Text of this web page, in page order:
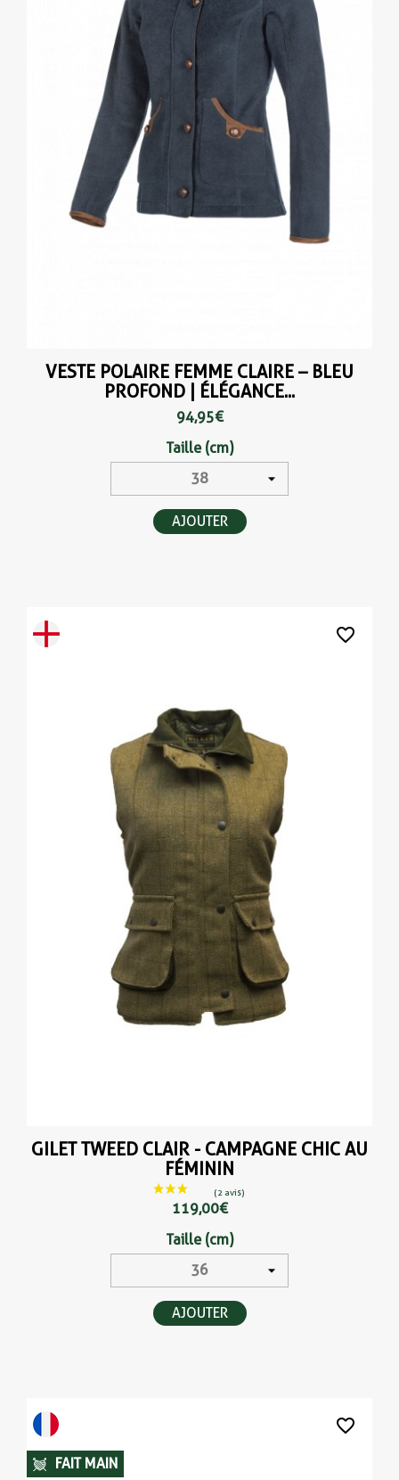
(2 avis)
VESTE POLAIRE FEMME CLAIRE – BLEU
PROFOND | ÉLÉGANCE...
94,95 €
Taille (cm)
AJOUTER
GILET TWEED CLAIR - CAMPAGNE CHIC AU
FÉMININ
119,00 €
Taille (cm)
AJOUTER
favorite_border
FAIT MAIN
favorite_border